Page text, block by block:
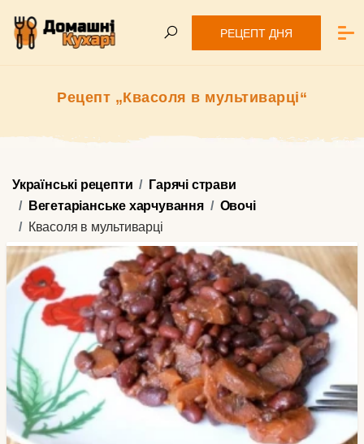
РЕЦЕПТ ДНЯ
Рецепт „Квасоля в мультиварці“
Українські рецепти
Гарячі страви
Вегетаріанське харчування
Овочі
Квасоля в мультиварці